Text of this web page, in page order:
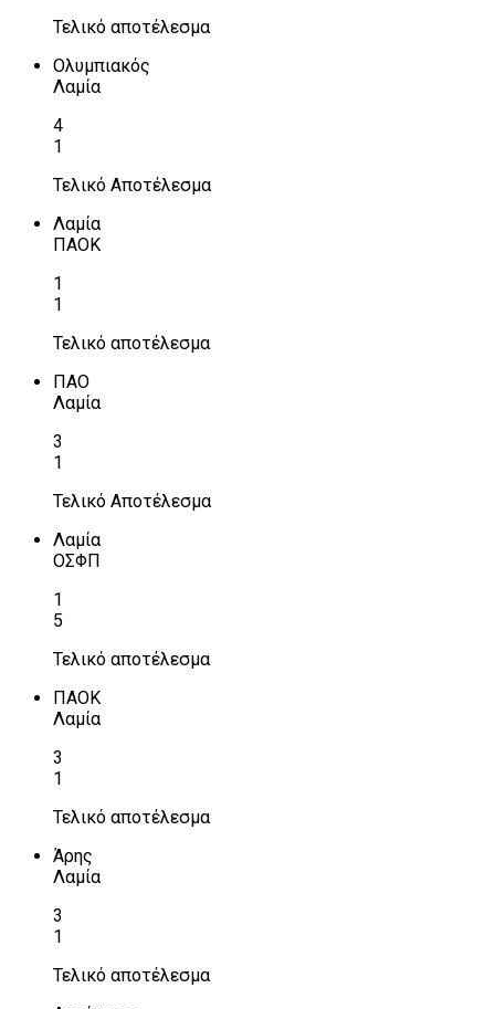
Τελικό αποτέλεσμα
Ολυμπιακός
Λαμία
4
1
Τελικό Αποτέλεσμα
Λαμία
ΠΑΟΚ
1
1
Τελικό αποτέλεσμα
ΠΑΟ
Λαμία
3
1
Τελικό Αποτέλεσμα
Λαμία
ΟΣΦΠ
1
5
Τελικό αποτέλεσμα
ΠΑΟΚ
Λαμία
3
1
Τελικό αποτέλεσμα
Άρης
Λαμία
3
1
Τελικό αποτέλεσμα